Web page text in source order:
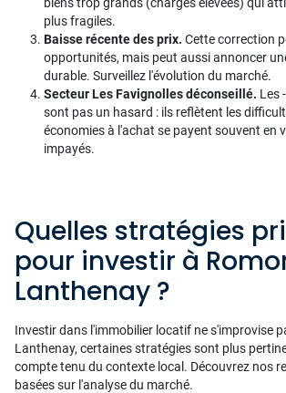
plus fragiles.
Baisse récente des prix. Cette correction
opportunités, mais peut aussi annoncer
durable. Surveillez l'évolution du marché.
Secteur Les Favignolles déconseillé. Les
sont pas un hasard : ils reflètent les
économies à l'achat se payent souvent en
impayés.
Quelles stratégies
pour investir à
Lanthenay ?
Investir dans l'immobilier locatif ne s'improvise
Lanthenay, certaines stratégies sont plus
compte tenu du contexte local. Découvrez nos
basées sur l'analyse du marché.